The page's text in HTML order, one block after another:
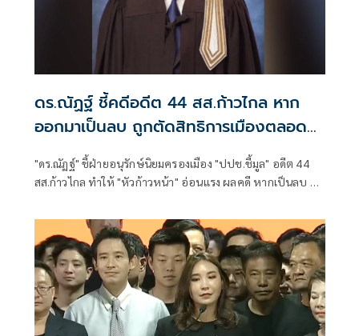
ดร.ณัฏฐ์ ชี้คดีอดีต 44 สส.ก้าวไกล หาก
ออกมาเป็นลบ ถูกตัดสิทธิการเมืองตลอด
"ดร.ณัฏฐ์" ชี้ฝ่ายอนุรักษ์นิยมครองเมือง "ปปช.ชี้มูล" อดีต 44
สส.ก้าวไกล ทำให้ "หัวก้าวหน้า" อ่อนแรง ผลคดี หากเป็นลบ ถูก